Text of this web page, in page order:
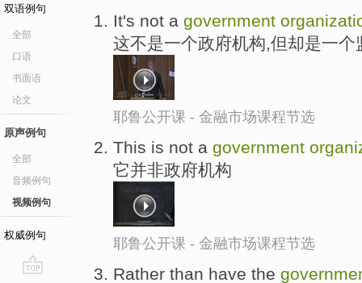
双语例句
全部
口语
书面语
论文
原声例句
全部
音频例句
视频例句
权威例句
It's not a government
这不是一个政府机构,但却是一个
耶鲁公开课 - 金融市场课程节选
This is not a government
它并非政府机构
耶鲁公开课 - 金融市场课程节选
Rather than have the